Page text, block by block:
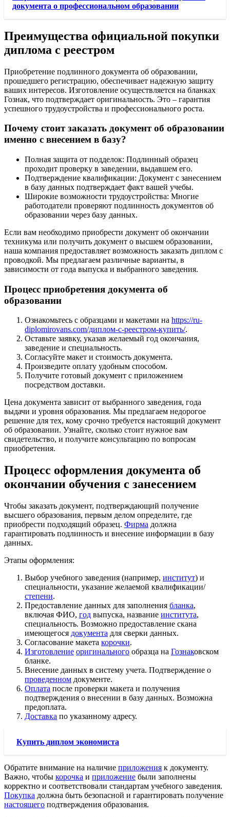
документа о профессиональном образовании
Преимущества официальной покупки
диплома с реестром
Приобретение подлинного документа об образовании,
прошедшего регистрацию, обеспечивает надежную защиту
ваших интересов. Изготовление осуществляется на бланках
Гознак, что подтверждает оригинальность. Это – гарантия
успешного трудоустройства и профессионального роста.
Почему стоит заказать документ об образовании
именно с внесением в базу?
Полная защита от подделок: Подлинный образец
проходит проверку в заведении, выдавшем его.
Подтверждение квалификации: Документ с занесением
в базу данных подтверждает факт вашей учебы.
Широкие возможности трудоустройства: Многие
работодатели проверяют подлинность документов об
образовании через базу данных.
Если вам необходимо приобрести документ об окончании
техникума или получить документ о высшем образовании,
наша компания предоставляет возможность заказать диплом с
проводкой. Мы предлагаем различные варианты, в
зависимости от года выпуска и выбранного заведения.
Процесс приобретения документа об
образовании
Ознакомьтесь с образцами и макетами на https://ru-
diplomirovans.com/диплом-с-реестром-купить/.
Оставьте заявку, указав желаемый год окончания,
заведение и специальность.
Согласуйте макет и стоимость документа.
Произведите оплату удобным способом.
Получите готовый документ с приложением
посредством доставки.
Цена документа зависит от выбранного заведения, года
выдачи и уровня образования. Мы предлагаем недорогое
решение для тех, кому срочно требуется настоящий документ
об образовании. Узнайте, сколько стоит нужное вам
свидетельство, и получите консультацию по вопросам
приобретения.
Процесс оформления документа об
окончании обучения с занесением
Чтобы заказать документ, подтверждающий получение
высшего образования, первым делом определите, где
приобрести подходящий образец. Фирма должна
гарантировать подлинность и внесение информации в базу
данных.
Этапы оформления:
Выбор учебного заведения (например, институт) и
специальности, указание желаемой квалификации/
степени.
Предоставление данных для заполнения бланка,
включая ФИО, год выпуска, название института,
специальность. Возможно предоставление скана
имеющегося документа для сверки данных.
Согласование макета корочки.
Изготовление оригинального образца на Гознаковском
бланке.
Внесение данных в систему учета. Подтверждение о
проведенном документе.
Оплата после проверки макета и получения
подтверждения о внесении в базу данных. Возможна
предоплата.
Доставка по указанному адресу.
Купить диплом экономиста
Обратите внимание на наличие приложения к документу.
Важно, чтобы корочка и приложение были заполнены
корректно и соответствовали стандартам учебного заведения.
Покупка должна быть безопасной и гарантировать получение
настоящего подтверждения образования.